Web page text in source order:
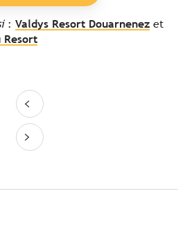
: Valdys Resort Douarnenez et
Resort